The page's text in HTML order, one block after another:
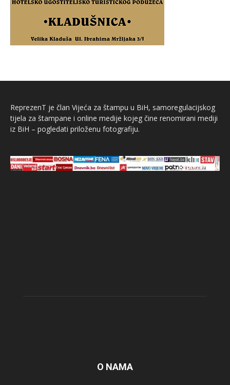
ReprezenT je član Vijeća za štampu u BiH, samoregulacijskog
tijela za štampane i online medije kojeg čine renomirani mediji
iz BiH – pogledati priloženu fotografiju.
O NAMA